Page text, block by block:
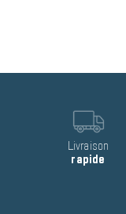
Livraison
rapide